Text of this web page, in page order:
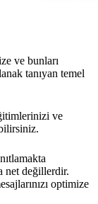
ve bunları
tanıyan temel
ve
net değillerdir.
optimize